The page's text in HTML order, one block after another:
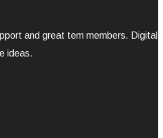
and great tem members. Digital
ideas.